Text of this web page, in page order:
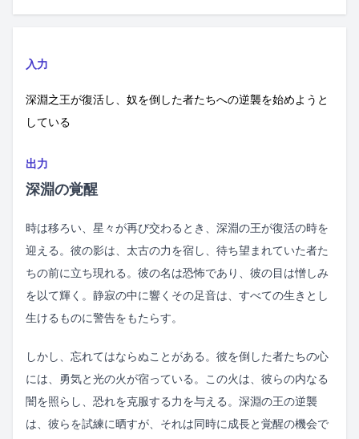
入力
深淵之王が復活し、奴を倒した者たちへの逆襲を始めようと
している
出力
深淵の覚醒
時は移ろい、星々が再び交わるとき、深淵の王が復活の時を
迎える。彼の影は、太古の力を宿し、待ち望まれていた者た
ちの前に立ち現れる。彼の名は恐怖であり、彼の目は憎しみ
を以て輝く。静寂の中に響くその足音は、すべての生きとし
生けるものに警告をもたらす。
しかし、忘れてはならぬことがある。彼を倒した者たちの心
には、勇気と光の火が宿っている。この火は、彼らの内なる
闇を照らし、恐れを克服する力を与える。深淵の王の逆襲
は、彼らを試練に晒すが、それは同時に成長と覚醒の機会で